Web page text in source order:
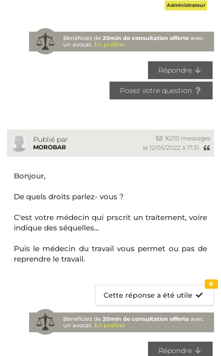
Administrateur
Bénéficiez de20min de consultation offerte avec
un avocat. En profiter
Répondre
Posez votre question
Publié par
MOROBAR
16210 messages
le 12/05/2022 à 17:31
Bonjour,
De quels droits parlez- vous ?
C'est votre médecin qui prscrit un traitement, voire
indique des séquelles...
Puis le médecin du travail vous permet ou pas de
reprendre le travail.
Cette réponse a été utile
0
Bénéficiez de20min de consultation offerte avec
un avocat. En profiter
Répondre